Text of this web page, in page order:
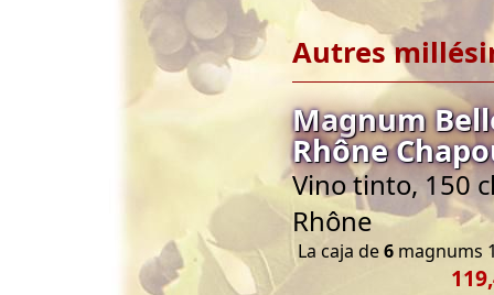
Autres
Magnum
Rhône
Vino tinto, 150
Rhône
La caja de6 magnums